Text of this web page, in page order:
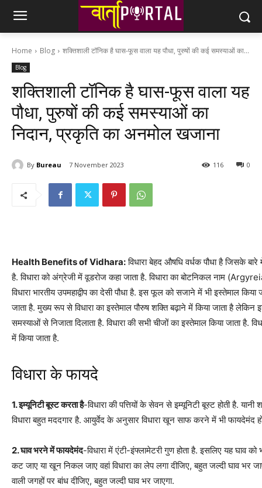
Home Blog शक्तिशाली टॉनिक है घास-फूस वाला यह पौधा, पुरुषों की कई समस्याओं का...
Blog
शक्तिशाली टॉनिक है घास-फूस वाला यह
पौधा, पुरुषों की कई समस्याओं का
निदान, प्रकृति का अनमोल खजाना
By Bureau 7 November 2023 0
116
Health Benefits of Vidhara:विधारा बेहद औषधि वर्धक पौधा है जिसके
है. विधारा को अंग्रेजी में वूडरोज कहा जाता है. विधारा का बोटनिकल नाम
विधारा भारतीय उपमहाद्वीप का देसी पौधा है. इस फूल को सजाने में भी इस्तेमाल किया
जाता है. मुख्य रूप से विधारा का इस्तेमाल पौरुष शक्ति बढ़ाने में किया जाता है
समस्याओं से निजाता दिलाता है. विधारा की सभी चीजों का इस्तेमाल किया जाता
में किया जाता है.
विधारा के फायदे
1. इम्यूनिटी बूस्ट करता है-विधारा की पत्तियों के सेवन से इम्यूनिटी बूस्ट होती है.
विधारा बहुत मददगार है. आयुर्वेद के अनुसार विधारा खून साफ करने में भी
2. घाव भरने में फायदेमंद-विधारा में एंटी-इंफ्लामेटरी गुण होता है. इसलिए यह घाव
कट जाए या खून निकल जाए वहां विधारा का लेप लगा दीजिए, बहुत जल्दी घाव भर
वाली जगहों पर बांध दीजिए, बहुत जल्दी घाव भर जाएगा.